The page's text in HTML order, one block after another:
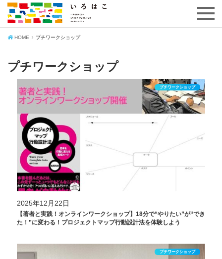
HOME プチワークショップ
プチワークショップ
プチワークショップ
2025年12月22日
【著者と実践！オンラインワークショップ】18分で“やりたい”が“でき
た！”に変わる！プロジェクトマップ行動設計法を体験しよう
プチワークショップ